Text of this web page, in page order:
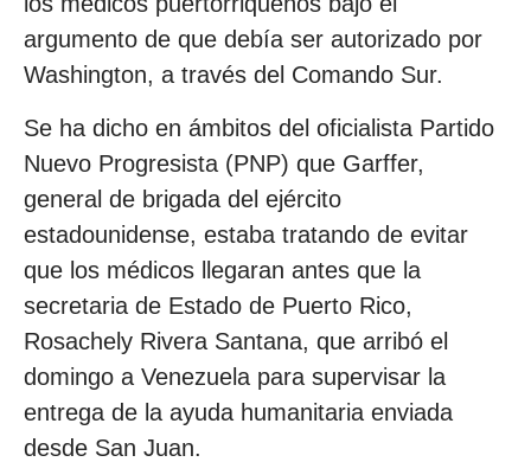
argumento de que debía ser autorizado por
Washington, a través del Comando Sur.
Se ha dicho en ámbitos del oficialista Partido
Nuevo Progresista (PNP) que Garffer,
general de brigada del ejército
estadounidense, estaba tratando de evitar
que los médicos llegaran antes que la
secretaria de Estado de Puerto Rico,
Rosachely Rivera Santana, que arribó el
domingo a Venezuela para supervisar la
entrega de la ayuda humanitaria enviada
desde San Juan.